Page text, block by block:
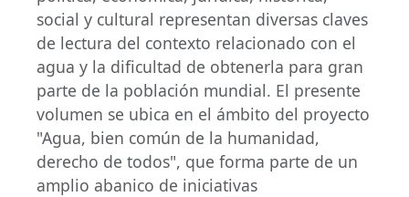
social y cultural representan diversas claves
de lectura del contexto relacionado con el
agua y la dificultad de obtenerla para gran
parte de la población mundial. El presente
volumen se ubica en el ámbito del proyecto
"Agua, bien común de la humanidad,
derecho de todos", que forma parte de un
amplio abanico de iniciativas